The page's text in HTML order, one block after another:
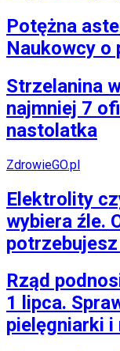
Potężna
Naukowcy o
Strzelanina
najmniej 7
nastolatka
ZdrowieGO.pl
Elektrolity
wybiera źle.
potrzebujesz
Rząd
1 lipca.
pielęgniarki